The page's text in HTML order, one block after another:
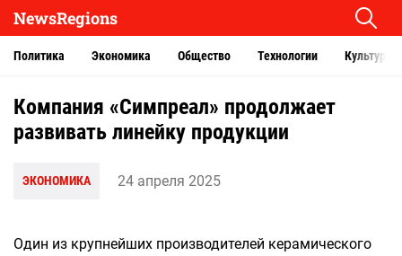
NewsRegions
Политика Экономика Общество Технологии Культура
Компания «Симпреал» продолжает
развивать линейку продукции
ЭКОНОМИКА 24 апреля 2025
Один из крупнейших производителей керамического